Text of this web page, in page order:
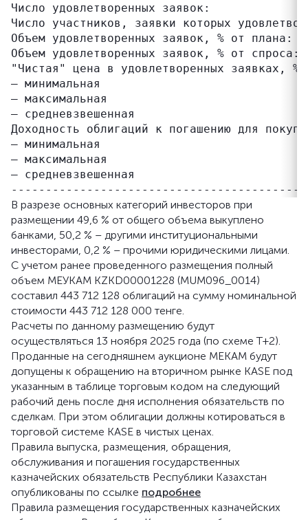
Число удовлетворенных заявок:
Число участников, заявки которых
Объем удовлетворенных заявок, % от
Объем удовлетворенных заявок, % от
"Чистая" цена в удовлетворенных заявках, %
– минимальная
– максимальная
– средневзвешенная
Доходность облигаций к погашению для
– минимальная
– максимальная
– средневзвешенная
В разрезе основных категорий инвесторов при
размещении 49,6 % от общего объема выкуплено
банками, 50,2 % – другими институциональными
инвесторами, 0,2 % – прочими юридическими лицами.
С учетом ранее проведенного размещения полный
объем МЕУКАМ KZKD00001228 (MUM096_0014)
составил 443 712 128 облигаций на сумму номинальной
стоимости 443 712 128 000 тенге.
Расчеты по данному размещению будут
осуществляться 13 ноября 2025 года (по схеме Т+2).
Проданные на сегодняшнем аукционе МЕКАМ будут
допущены к обращению на вторичном рынке KASE под
указанным в таблице торговым кодом на следующий
рабочий день после дня исполнения обязательств по
сделкам. При этом облигации должны котироваться в
торговой системе KASE в чистых ценах.
Правила выпуска, размещения, обращения,
обслуживания и погашения государственных
казначейских обязательств Республики Казахстан
опубликованы по ссылке подробнее
Правила размещения государственных казначейских